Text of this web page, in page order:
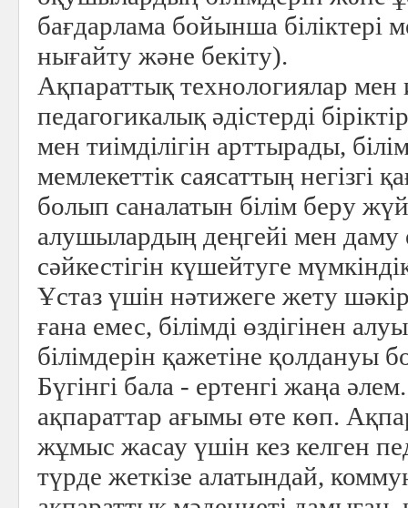
бағдарлама бойынша біліктері
нығайту және бекіту).
Ақпараттық технологиялар
педагогикалық әдістерді
мен тиімділігін арттырады,
мемлекеттік саясаттың негізгі
болып саналатын білім беру
алушылардың деңгейі мен даму
сәйкестігін күшейтуге
Ұстаз үшін нәтижеге жету
ғана емес, білімді өздігінен
білімдерін қажетіне қолдануы
Бүгінгі бала - ертенгі жаңа
ақпараттар ағымы өте көп.
жұмыс жасау үшін кез келген
түрде жеткізе алатындай,